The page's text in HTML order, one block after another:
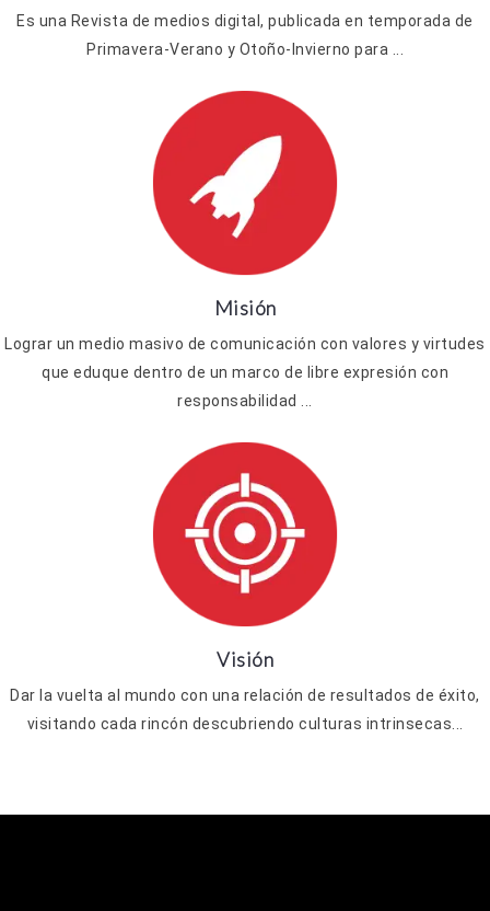
Es una Revista de medios digital, publicada en temporada de
Primavera-Verano y Otoño-Invierno para ...
Misión
Lograr un medio masivo de comunicación con valores y virtudes
que eduque dentro de un marco de libre expresión con
responsabilidad ...
Visión
Dar la vuelta al mundo con una relación de resultados de éxito,
visitando cada rincón descubriendo culturas intrinsecas...